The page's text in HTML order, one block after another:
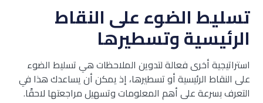
تسليط الضوء على النقاط
الرئيسية وتسطيرها
استراتيجية أخرى فعالة لتدوين الملاحظات هي تسليط الضوء
على النقاط الرئيسية أو تسطيرها، إذ يمكن أن يساعدك هذا في
التعرف بسرعة على أهم المعلومات وتسهيل مراجعتها لاحقًا.